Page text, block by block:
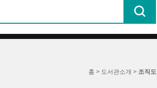
홈 > 도서관소개 > 조직도